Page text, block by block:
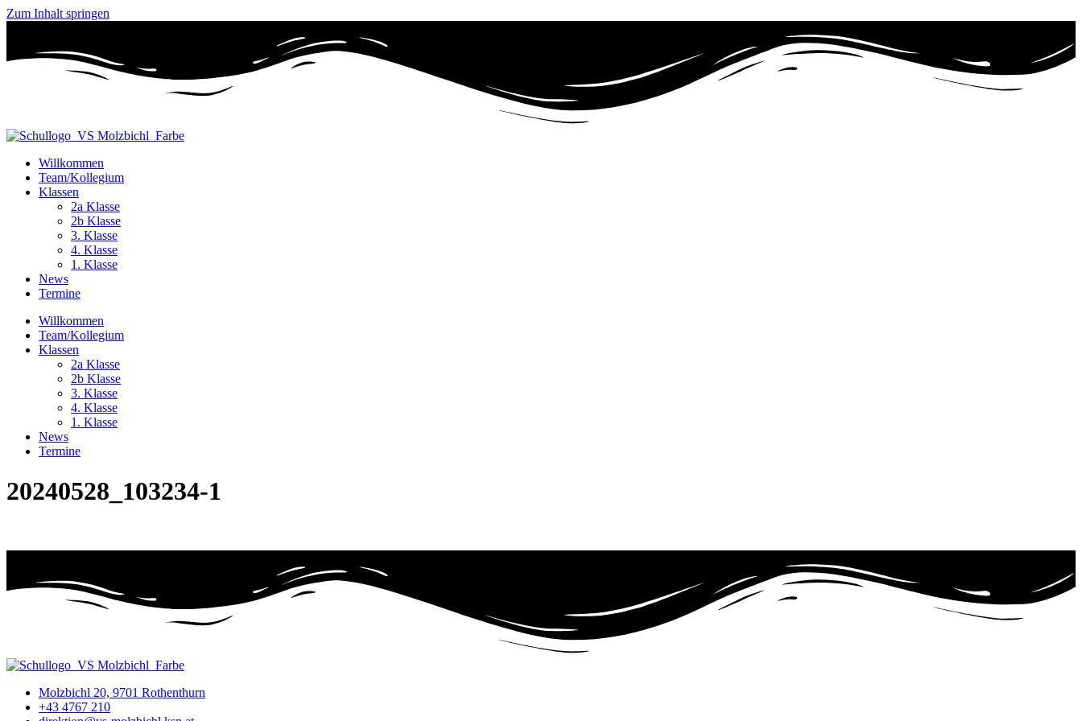
Zum Inhalt springen
Willkommen
Team/Kollegium
Klassen
2a Klasse
2b Klasse
3. Klasse
4. Klasse
1. Klasse
News
Termine
Willkommen
Team/Kollegium
Klassen
2a Klasse
2b Klasse
3. Klasse
4. Klasse
1. Klasse
News
Termine
20240528_103234-1
Molzbichl 20, 9701 Rothenthurn
+43 4767 210